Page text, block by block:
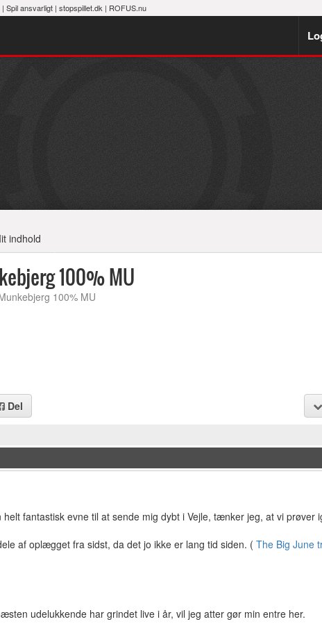
| Spil ansvarligt| stopspillet.dk | ROFUS.nu
indhold
100% MU
100% MU
Del
fantastisk evne til at sende mig dybt i Vejle, tænker jeg, at vi prøver
af oplægget fra sidst, da det jo ikke er lang tid siden. ( The Big June
udelukkende har grindet live i år, vil jeg atter gør min entre her.